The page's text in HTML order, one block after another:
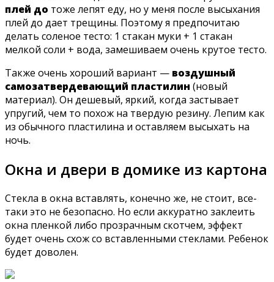
плей до тоже лепят еду, но у меня после высыхания
плей до дает трещины. Поэтому я предпочитаю
делать соленое тесто: 1 стакан муки + 1 стакан
мелкой соли + вода, замешиваем очень крутое тесто.
Также очень хороший вариант — воздушный
самозатвердевающий пластилин (новый
материал). Он дешевый, яркий, когда застывает
упругий, чем то похож на твердую резину. Лепим как
из обычного пластилина и оставляем высыхать на
ночь.
Окна и двери в домике из картона
Стекла в окна вставлять, конечно же, не стоит, все-
таки это не безопасно. Но если аккуратно заклеить
окна пленкой либо прозрачным скотчем, эффект
будет очень схож со вставленными стеклами. Ребенок
будет доволен.